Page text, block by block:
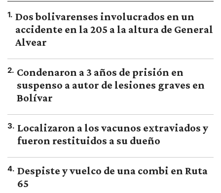
1. Dos bolivarenses involucrados en un
accidente en la 205 a la altura de General
Alvear
2. Condenaron a 3 años de prisión en
suspenso a autor de lesiones graves en
Bolívar
3. Localizaron a los vacunos extraviados y
fueron restituidos a su dueño
4. Despiste y vuelco de una combi en Ruta
65